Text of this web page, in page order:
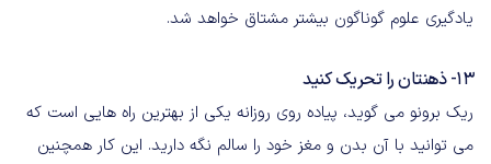
یادگیری علوم گوناگون بیشتر مشتاق خواهد شد.
13- ذهنتان را تحریک کنید
ریک برونو می گوید، پیاده روی روزانه یکی از بهترین راه هایی است که
می توانید با آن بدن و مغز خود را سالم نگه دارید. این کار همچنین